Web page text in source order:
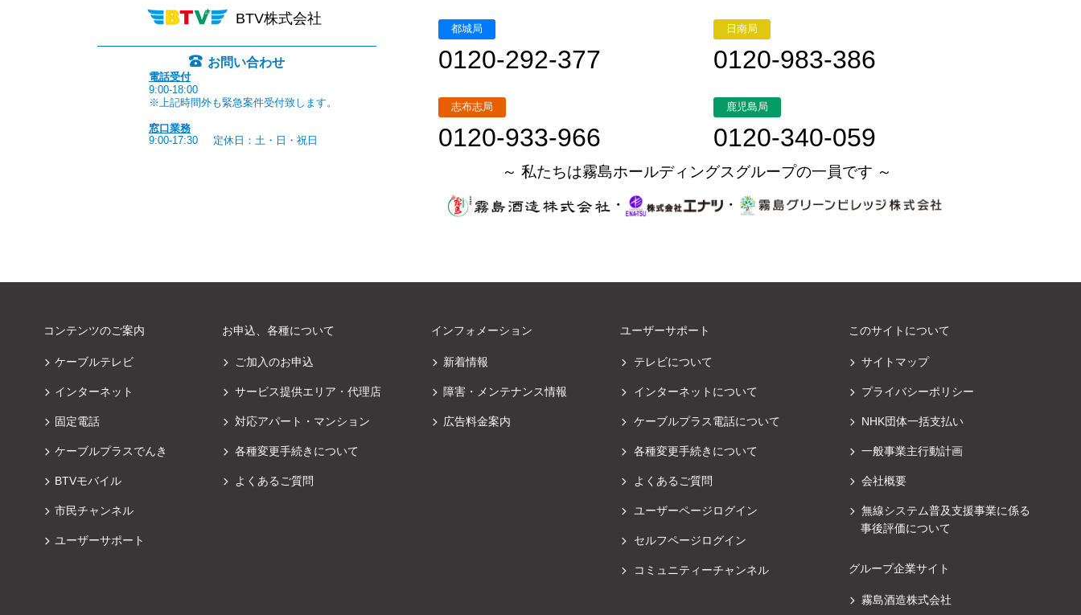
BTV株式会社
お問い合わせ
電話受付
9:00-18:00
※上記時間外も緊急案件受付致します。
窓口業務
9:00-17:30
定休日：土・日・祝日
都城局
0120-292-377
日南局
0120-983-386
志布志局
0120-933-966
鹿児島局
0120-340-059
～ 私たちは霧島ホールディングスグループの一員です ～
・
・
コンテンツのご案内
ケーブルテレビ
インターネット
固定電話
ケーブルプラスでんき
BTVモバイル
市民チャンネル
ユーザーサポート
お申込、各種について
ご加入のお申込
サービス提供エリア・代理店
対応アパート・マンション
各種変更手続きについて
よくあるご質問
インフォメーション
新着情報
障害・メンテナンス情報
広告料金案内
ユーザーサポート
テレビについて
インターネットについて
ケーブルプラス電話について
各種変更手続きについて
よくあるご質問
ユーザーページログイン
セルフページログイン
コミュニティーチャンネル
このサイトについて
サイトマップ
プライバシーポリシー
NHK団体一括支払い
一般事業主行動計画
会社概要
無線システム普及支援事業に係る
事後評価について
グループ企業サイト
霧島酒造株式会社